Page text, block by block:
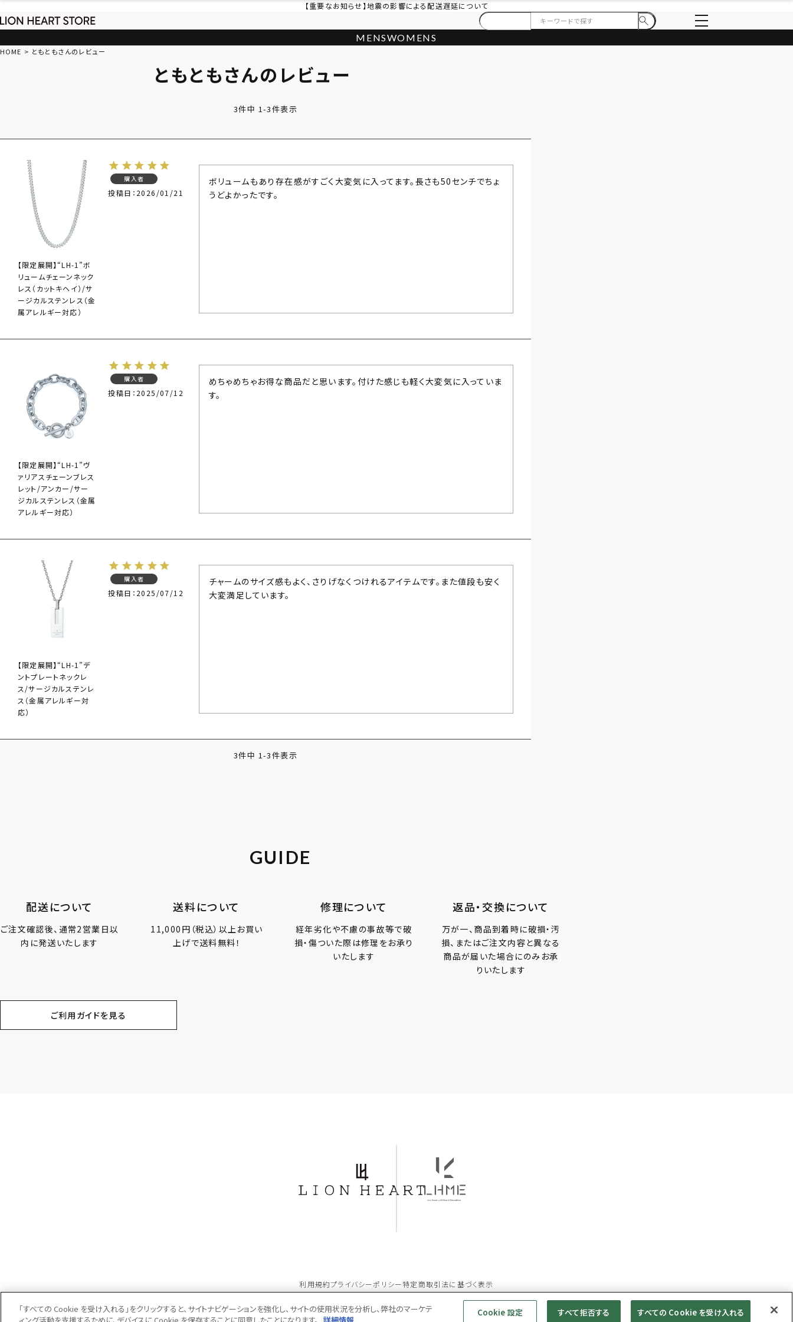
【重要なお知らせ】地震の影響による配送遅延について
MENSWOMENS
HOME ともともさんのレビュー
ともともさんのレビュー
3件中 1-3件表示
【限定展開】“LH-1”ボ
リュームチェーンネック
レス（カットキヘイ）/サ
ージカルステンレス（金
属アレルギー対応）
購入者
投稿日 2026/01/21
ボリュームもあり存在感がすごく大変気に入ってます。長さも50センチでちょ
うどよかったです。
【限定展開】“LH-1”ヴ
ァリアスチェーンブレス
レット/アンカー/サー
ジカルステンレス（金属
アレルギー対応）
購入者
投稿日 2025/07/12
めちゃめちゃお得な商品だと思います。付けた感じも軽く大変気に入っていま
す。
【限定展開】“LH-1”デ
ントプレートネックレ
ス/サージカルステンレ
ス（金属アレルギー対
応）
購入者
投稿日 2025/07/12
チャームのサイズ感もよく、さりげなくつけれるアイテムです。また値段も安く
大変満足しています。
3件中 1-3件表示
GUIDE
配送について
ご注文確認後、通常2営業日以
内に発送いたします
送料について
11,000円（税込）以上お買い
上げで送料無料！
修理について
経年劣化や不慮の事故等で破
損・傷ついた際は修理をお承り
いたします
返品・交換について
万が一、商品到着時に破損・汚
損、またはご注文内容と異なる
商品が届いた場合にのみお承
りいたします
ご利用ガイドを見る
利用規約プライバシーポリシー特定商取引法に基づく表示
© LION HEART ONLINE STORE All Rights Reserved
「すべての Cookie を受け入れる」をクリックすると、サイトナビゲーションを強化し、サイトの使用状況を分析し、弊社のマーケテ
Cookie 設定 すべて拒否する すべての Cookie を受け入れる